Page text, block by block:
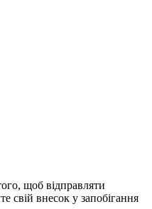
щоб відправляти
свій внесок у запобігання